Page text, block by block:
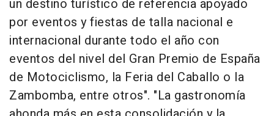
un destino turístico de referencia apoyado
por eventos y fiestas de talla nacional e
internacional durante todo el año con
eventos del nivel del Gran Premio de España
de Motociclismo, la Feria del Caballo o la
Zambomba, entre otros". "La gastronomía